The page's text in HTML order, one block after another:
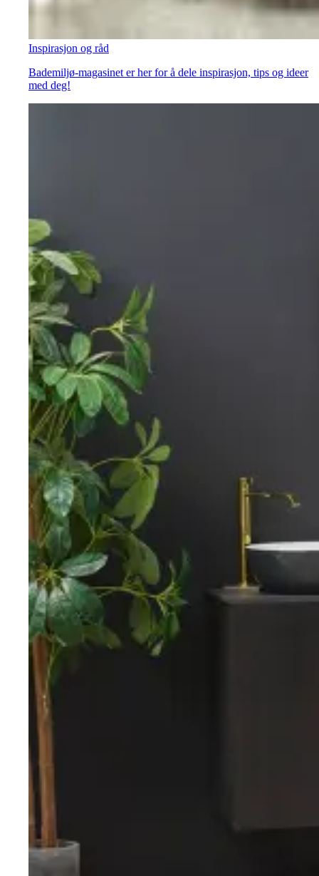
Inspirasjon og råd
Bademiljø-magasinet er her for å dele inspirasjon, tips og ideer
med deg!